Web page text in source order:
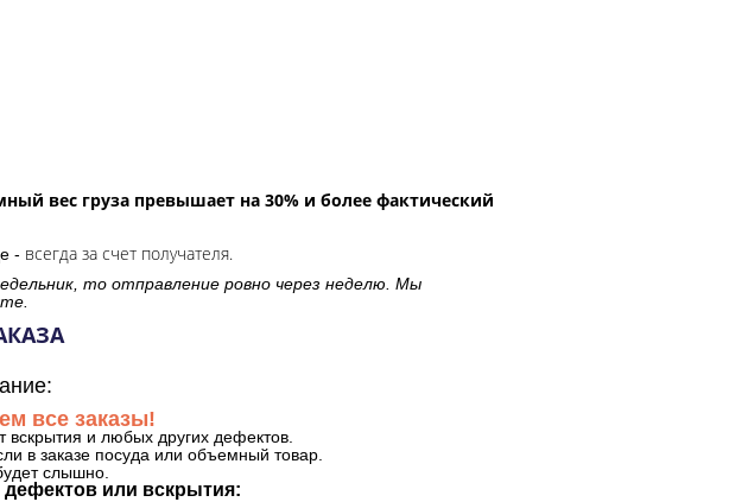
вес груза превышает на 30% и более фактический
- всегда за счет получателя.
то отправление ровно через неделю. Мы
все заказы!
вскрытия и любых других дефектов.
в заказе посуда или объемный товар.
слышно.
дефектов или вскрытия: